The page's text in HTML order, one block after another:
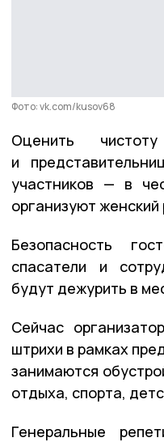
Фото: vk.com/kusov68
Оценить
и
участников — в
организуют
Безопасность
спасатели и
будут дежурить в
Сейчас
штрихи в рамках
занимаются
отдыха, спорта,
Генеральные